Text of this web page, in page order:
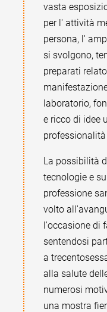
vasta
per l' attività
persona, l'
si svolgono,
preparati
laboratorio,
e ricco di idee
professionalità
La possibilità
tecnologie e
professione
volto
l'occasione di
sentendosi
a
alla salute
numerosi
una mostra